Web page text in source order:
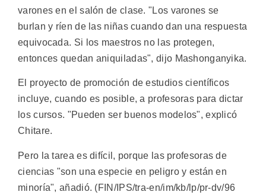
varones en el salón de clase. "Los varones se
burlan y ríen de las niñas cuando dan una respuesta
equivocada. Si los maestros no las protegen,
entonces quedan aniquiladas", dijo Mashonganyika.
El proyecto de promoción de estudios científicos
incluye, cuando es posible, a profesoras para dictar
los cursos. "Pueden ser buenos modelos", explicó
Chitare.
Pero la tarea es difícil, porque las profesoras de
ciencias "son una especie en peligro y están en
minoría", añadió. (FIN/IPS/tra-en/im/kb/lp/pr-dv/96